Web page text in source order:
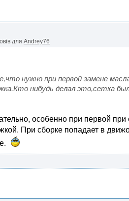
для Andrey76
нужно при первой замене
нибудь делал это,сетка
особенно при первой
При сборке попадает в